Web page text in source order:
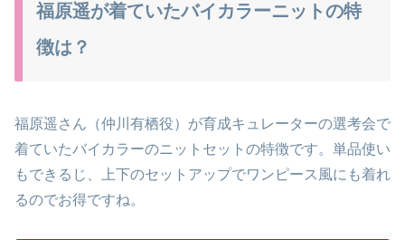
福原遥が着ていたバイカラーニットの特
徴は？
福原遥さん（仲川 有栖役） が育成キュレーターの選考会で
着ていたバイカラーのニットセットの特徴です。単品使い
もできるじ、上下のセットアップでワンピース風にも着れ
るのでお得ですね。